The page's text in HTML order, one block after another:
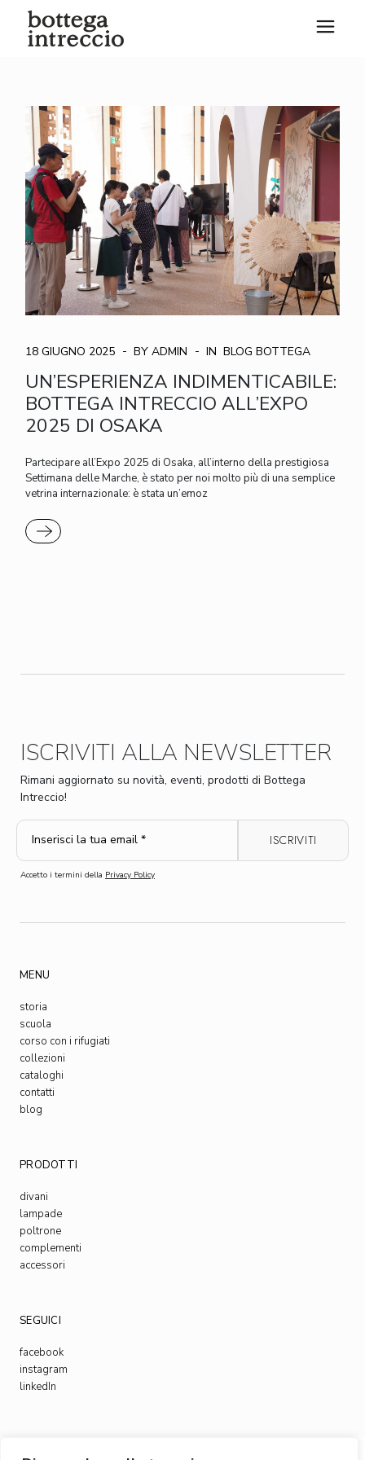
content
18 GIUGNO 2025 BY ADMIN INBLOG BOTTEGA
UN’ESPERIENZA INDIMENTICABILE:
BOTTEGA INTRECCIO ALL’EXPO
2025 DI OSAKA
Partecipare all’Expo 2025 di Osaka, all’interno della prestigiosa
Settimana delle Marche, è stato per noi molto più di una semplice
vetrina internazionale: è stata un’emoz
READ MORE
ISCRIVITI ALLA NEWSLETTER
Rimani aggiornato su novità, eventi, prodotti di Bottega
Intreccio!
Accetto i termini della Privacy Policy
MENU
storia
scuola
corso con i rifugiati
collezioni
cataloghi
contatti
blog
PRODOTTI
divani
lampade
poltrone
complementi
accessori
SEGUICI
facebook
instagram
linkedIn